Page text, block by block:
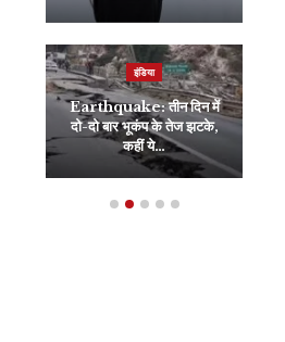
इंडिया
Earthquake: तीन दिन में
दो-दो बार भूकंप के तेज झटके,
कहीं ये…